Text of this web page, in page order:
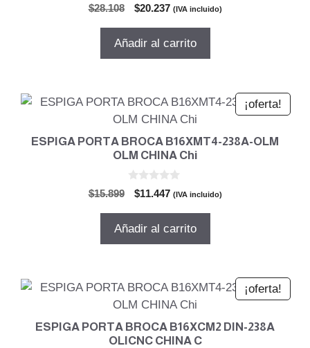
$28.108
El
original
$20.237El
actual
(IVA incluido)
Añadir al carrito
¡oferta!
ESPIGA PORTA BROCA B16XMT4-238A-OLM
OLM CHINA Chi
$15.899
El
original
$11.447El
actual
(IVA incluido)
Añadir al carrito
¡oferta!
ESPIGA PORTA BROCA B16XCM2 DIN-238A
OLICNC CHINA C